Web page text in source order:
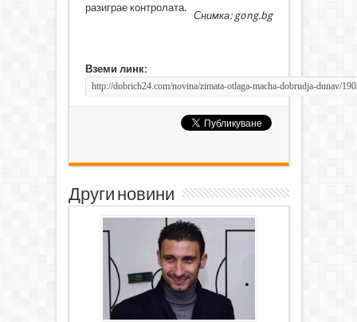
разиграе контролата.
Снимка: gong.bg
Вземи линк:
Други новини